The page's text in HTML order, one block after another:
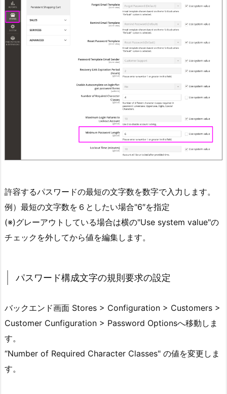
許容するパスワードの最短の文字数を数字で入力します。
例）最短の文字数を６としたい場合"6″を指定
(※)グレーアウトしている場合は横の"Use system value"の
チェックを外してから値を編集します。
パスワード構成文字の規則要求の設定
バックエンド画面 Stores > Configuration > Customers >
Customer Cunfiguration > Password Optionsへ移動しま
す。
“Number of Required Character Classes" の値を変更しま
す。